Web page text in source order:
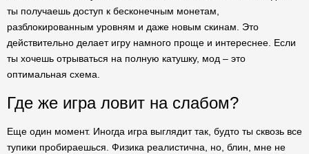
ты получаешь доступ к бесконечным монетам,
разблокированным уровням и даже новым скинам. Это
действительно делает игру намного проще и интереснее. Если
ты хочешь отрываться на полную катушку, мод – это
оптимальная схема.
Где же игра ловит на слабом?
Еще один момент. Иногда игра выглядит так, будто ты сквозь все
тупики пробираешься. Физика реалистична, но, блин, мне не